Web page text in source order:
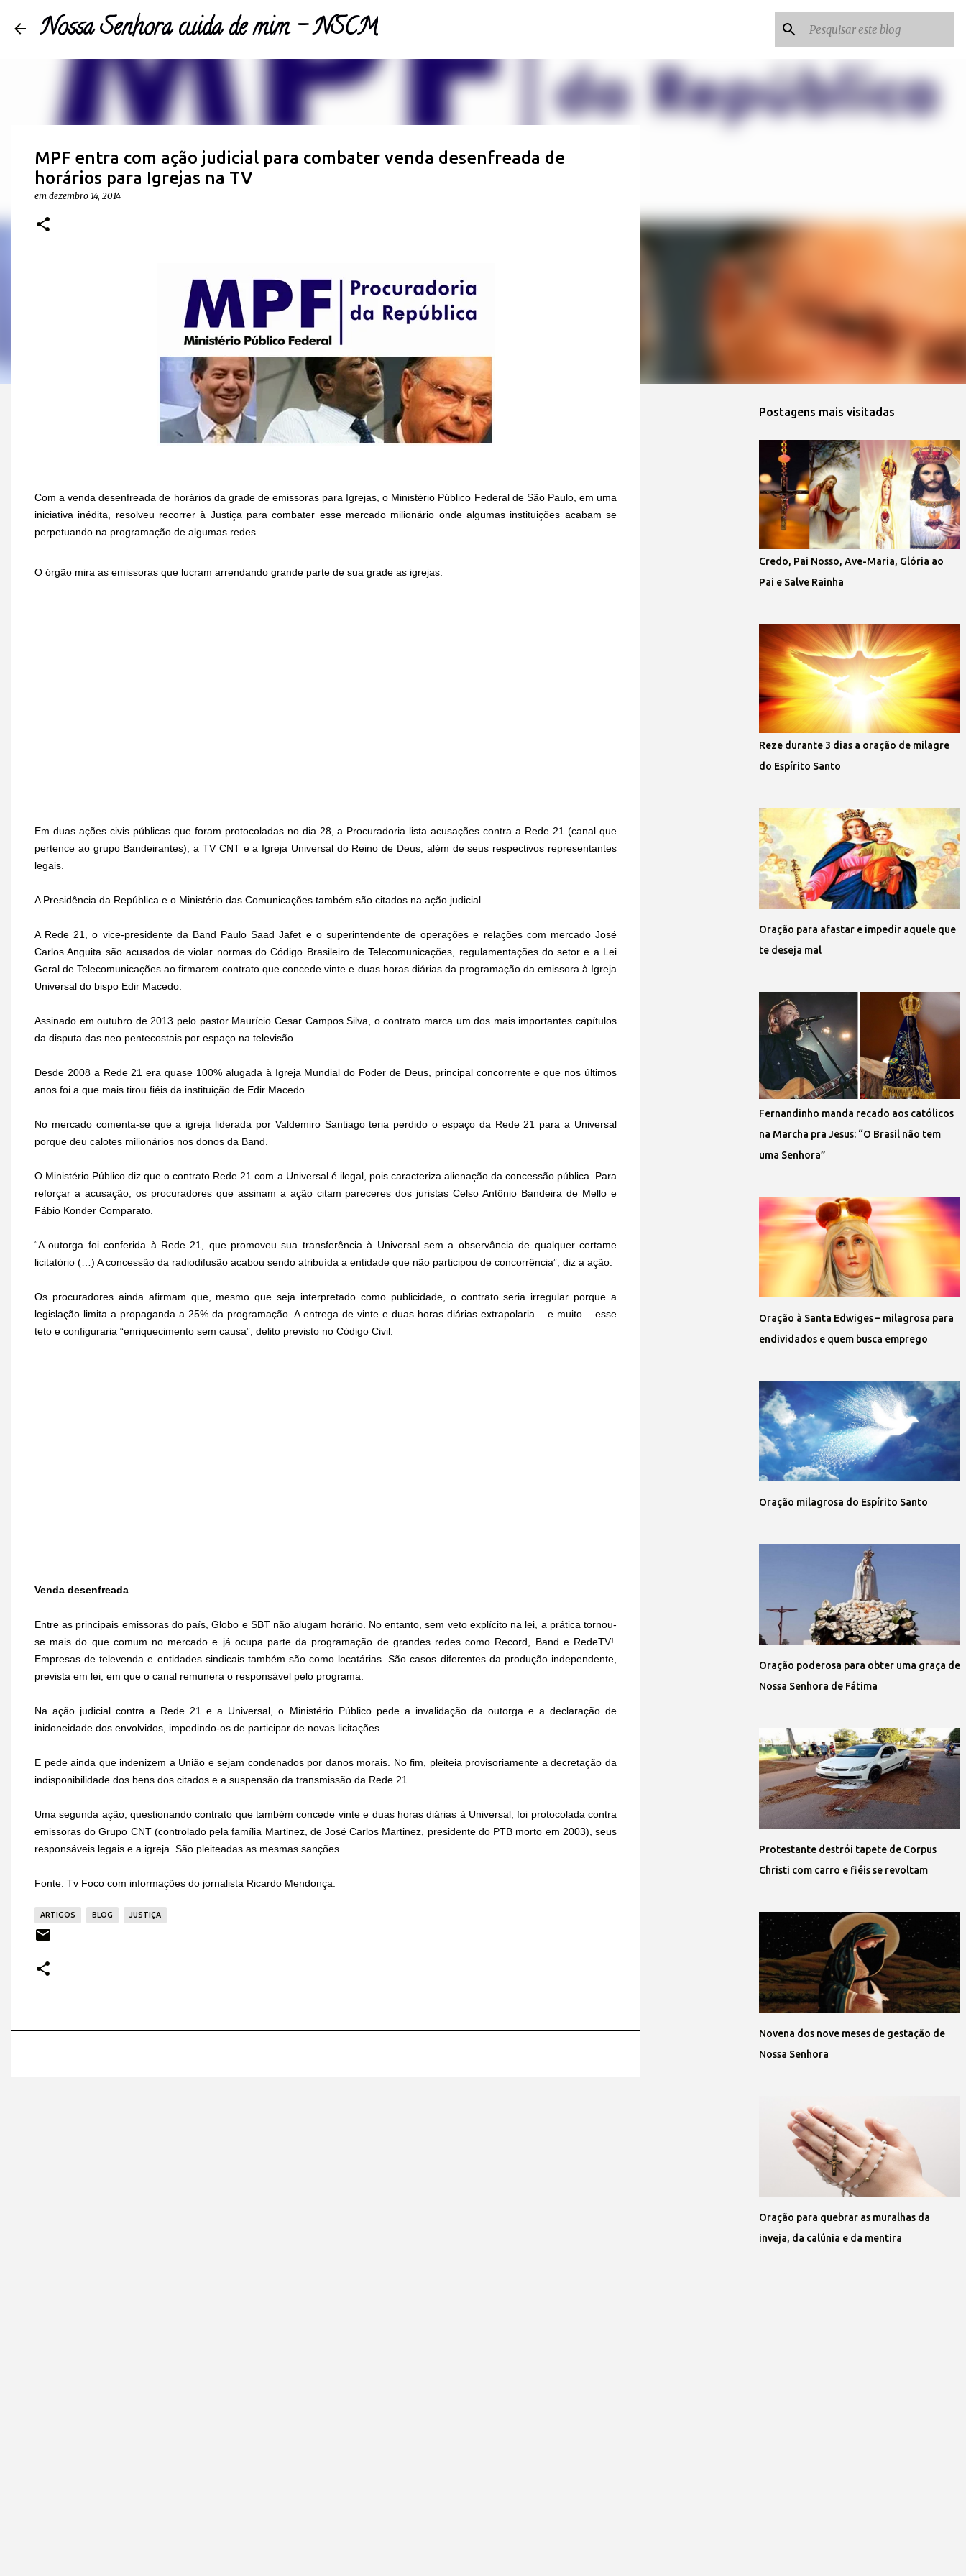
Nossa Senhora cuida de mim - NSCM
MPF entra com ação judicial para combater venda desenfreada de
horários para Igrejas na TV
em dezembro 14, 2014
Com a venda desenfreada de horários da grade de emissoras para Igrejas, o Ministério Público Federal de São Paulo, em uma
iniciativa inédita, resolveu recorrer à Justiça para combater esse mercado milionário onde algumas instituições acabam se
perpetuando na programação de algumas redes.
O órgão mira as emissoras que lucram arrendando grande parte de sua grade as igrejas.
Em duas ações civis públicas que foram protocoladas no dia 28, a Procuradoria lista acusações contra a Rede 21 (canal que
pertence ao grupo Bandeirantes), a TV CNT e a Igreja Universal do Reino de Deus, além de seus respectivos representantes
legais.
A Presidência da República e o Ministério das Comunicações também são citados na ação judicial.
A Rede 21, o vice-presidente da Band Paulo Saad Jafet e o superintendente de operações e relações com mercado José
Carlos Anguita são acusados de violar normas do Código Brasileiro de Telecomunicações, regulamentações do setor e a Lei
Geral de Telecomunicações ao firmarem contrato que concede vinte e duas horas diárias da programação da emissora à Igreja
Universal do bispo Edir Macedo.
Assinado em outubro de 2013 pelo pastor Maurício Cesar Campos Silva, o contrato marca um dos mais importantes capítulos
da disputa das neo pentecostais por espaço na televisão.
Desde 2008 a Rede 21 era quase 100% alugada à Igreja Mundial do Poder de Deus, principal concorrente e que nos últimos
anos foi a que mais tirou fiéis da instituição de Edir Macedo.
No mercado comenta-se que a igreja liderada por Valdemiro Santiago teria perdido o espaço da Rede 21 para a Universal
porque deu calotes milionários nos donos da Band.
O Ministério Público diz que o contrato Rede 21 com a Universal é ilegal, pois caracteriza alienação da concessão pública. Para
reforçar a acusação, os procuradores que assinam a ação citam pareceres dos juristas Celso Antônio Bandeira de Mello e
Fábio Konder Comparato.
“A outorga foi conferida à Rede 21, que promoveu sua transferência à Universal sem a observância de qualquer certame
licitatório (…) A concessão da radiodifusão acabou sendo atribuída a entidade que não participou de concorrência”, diz a ação.
Os procuradores ainda afirmam que, mesmo que seja interpretado como publicidade, o contrato seria irregular porque a
legislação limita a propaganda a 25% da programação. A entrega de vinte e duas horas diárias extrapolaria – e muito – esse
teto e configuraria “enriquecimento sem causa”, delito previsto no Código Civil.
Venda desenfreada
Entre as principais emissoras do país, Globo e SBT não alugam horário. No entanto, sem veto explícito na lei, a prática tornou-
se mais do que comum no mercado e já ocupa parte da programação de grandes redes como Record, Band e RedeTV!.
Empresas de televenda e entidades sindicais também são como locatárias. São casos diferentes da produção independente,
prevista em lei, em que o canal remunera o responsável pelo programa.
Na ação judicial contra a Rede 21 e a Universal, o Ministério Público pede a invalidação da outorga e a declaração de
inidoneidade dos envolvidos, impedindo-os de participar de novas licitações.
E pede ainda que indenizem a União e sejam condenados por danos morais. No fim, pleiteia provisoriamente a decretação da
indisponibilidade dos bens dos citados e a suspensão da transmissão da Rede 21.
Uma segunda ação, questionando contrato que também concede vinte e duas horas diárias à Universal, foi protocolada contra
emissoras do Grupo CNT (controlado pela família Martinez, de José Carlos Martinez, presidente do PTB morto em 2003), seus
responsáveis legais e a igreja. São pleiteadas as mesmas sanções.
Fonte: Tv Foco com informações do jornalista Ricardo Mendonça.
ARTIGOS BLOG JUSTIÇA
Postagens mais visitadas
Credo, Pai Nosso, Ave-Maria, Glória ao
Pai e Salve Rainha
Reze durante 3 dias a oração de milagre
do Espírito Santo
Oração para afastar e impedir aquele que
te deseja mal
Fernandinho manda recado aos católicos
na Marcha pra Jesus: “O Brasil não tem
uma Senhora”
Oração à Santa Edwiges – milagrosa para
endividados e quem busca emprego
Oração milagrosa do Espírito Santo
Oração poderosa para obter uma graça de
Nossa Senhora de Fátima
Protestante destrói tapete de Corpus
Christi com carro e fiéis se revoltam
Novena dos nove meses de gestação de
Nossa Senhora
Oração para quebrar as muralhas da
inveja, da calúnia e da mentira